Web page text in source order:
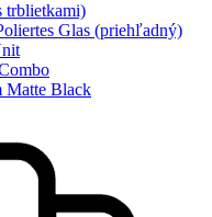
trblietkami)
Glas (priehľadný)
Matte Black